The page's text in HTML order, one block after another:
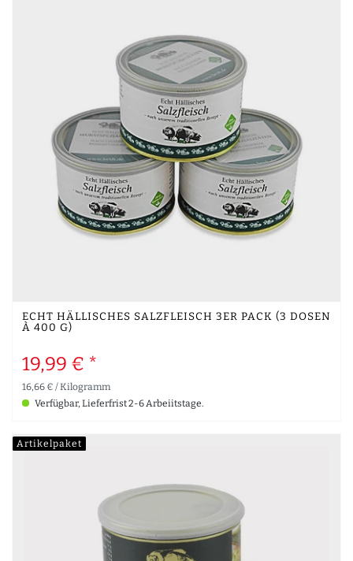
ECHT HÄLLISCHES SALZFLEISCH 3ER PACK (3 DOSEN
À 400 G)
19,99 € *
16,66 € / Kilogramm
Verfügbar, Lieferfrist 2-6 Arbeiitstage.
Artikelpaket